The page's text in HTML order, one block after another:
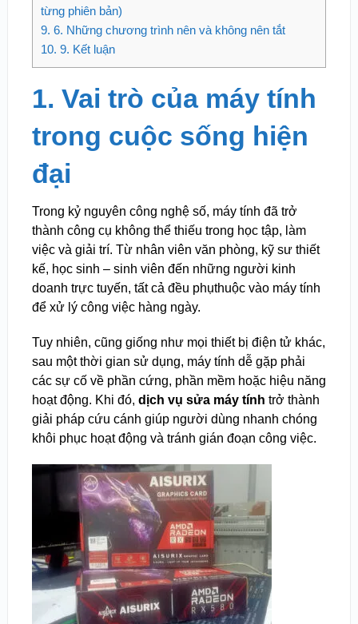
từng phiên bản)
9. 6. Những chương trình nên và không nên tắt
10. 9. Kết luận
1. Vai trò của máy tính
trong cuộc sống hiện
đại
Trong kỷ nguyên công nghệ số, máy tính đã trở
thành công cụ không thể thiếu trong học tập, làm
việc và giải trí. Từ nhân viên văn phòng, kỹ sư thiết
kế, học sinh – sinh viên đến những người kinh
doanh trực tuyến, tất cả đều phụthuộc vào máy tính
để xử lý công việc hàng ngày.
Tuy nhiên, cũng giống như mọi thiết bị điện tử khác,
sau một thời gian sử dụng, máy tính dễ gặp phải
các sự cố về phần cứng, phần mềm hoặc hiệu năng
hoạt động. Khi đó, dịch vụ sửa máy tính trở thành
giải pháp cứu cánh giúp người dùng nhanh chóng
khôi phục hoạt động và tránh gián đoạn công việc.